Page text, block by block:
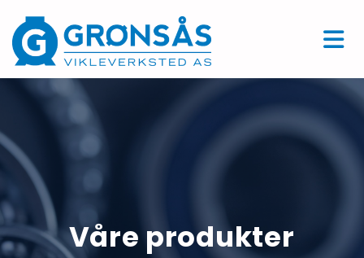
Våre produkter